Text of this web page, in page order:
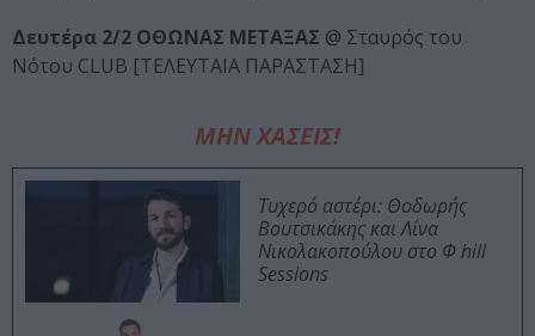
Δευτέρα 2/2 ΟΘΩΝΑΣ ΜΕΤΑΞΑΣ @ Σταυρός του
Νότου CLUB [ΤΕΛΕΥΤΑΙΑ ΠΑΡΑΣΤΑΣΗ]
ΜΗΝ ΧΑΣΕΙΣ!
Τυχερό αστέρι: Θοδωρής
Βουτσικάκης και Λίνα
Νικολακοπούλου στο Φ hill
Sessions